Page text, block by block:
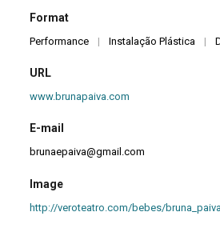
Format
Performance | Instalação Plástica |
URL
www.brunapaiva.com
E-mail
brunaepaiva@gmail.com
Image
http://veroteatro.com/bebes/